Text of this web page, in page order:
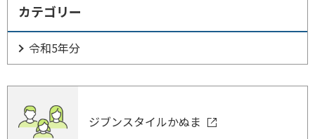
カテゴリー
令和5年分
ジブンスタイルかぬま